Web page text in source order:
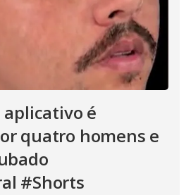
é
quatro homens e
#Shorts